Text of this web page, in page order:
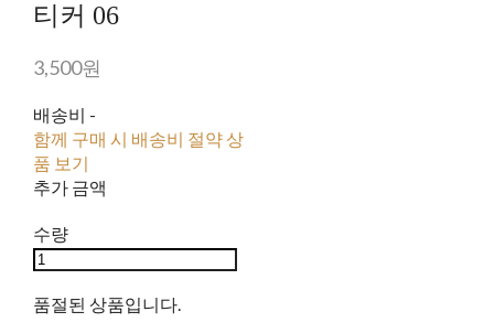
티커 06
3,500원
배송비 -
함께 구매 시 배송비 절약 상
품 보기
추가 금액
수량
품절된 상품입니다.